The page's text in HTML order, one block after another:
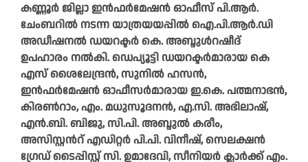
കണ്ണൂർ ജില്ലാ ഇൻഫർമേഷൻ ഓഫീസ് പി.ആർ.
ചേംബറിൽ നടന്ന യാത്രയയപ്പിൽ ഐ.പി.ആർ.ഡി
അഡീഷനൽ ഡയറക്ടർ കെ. അബ്ദുൾറഷീദ്
ഉപഹാരം നൽകി. ഡെപ്യൂട്ടി ഡയറക്ടർമാരായ കെ
എസ് ശൈലേന്ദ്രൻ, സുനിൽ ഹസൻ,
ഇൻഫർമേഷൻ ഓഫീസർമാരായ ഇ.കെ. പത്മനാഭൻ,
കിരൺറാം, എം. മധുസൂദനൻ, എ.സി. അഭിലാഷ്,
എൻ.ബി. ബിജു, സി.പി. അബ്ദുൽ കരീം,
അസിസ്റ്റൻറ് എഡിറ്റർ പി.പി. വിനീഷ്, സെലക്ഷൻ
ഗ്രേഡ് ടൈപ്പിസ്റ്റ് സി. ഉമാദേവി, സീനിയർ ക്ലാർക്ക് എം.